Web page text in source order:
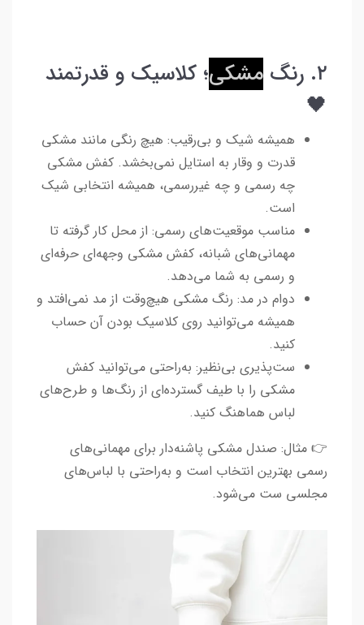
۲. رنگ مشکی؛ کلاسیک و قدرتمند
🖤
همیشه شیک و بی‌رقیب: هیچ رنگی مانند مشکی
قدرت و وقار به استایل نمی‌بخشد. کفش مشکی
چه رسمی و چه غیررسمی، همیشه انتخابی شیک
است.
مناسب موقعیت‌های رسمی: از محل کار گرفته تا
مهمانی‌های شبانه، کفش مشکی وجهه‌ای حرفه‌ای
و رسمی به شما می‌دهد.
دوام در مد: رنگ مشکی هیچ‌وقت از مد نمی‌افتد و
همیشه می‌توانید روی کلاسیک بودن آن حساب
کنید.
ست‌پذیری بی‌نظیر: به‌راحتی می‌توانید کفش
مشکی را با طیف گسترده‌ای از رنگ‌ها و طرح‌های
لباس هماهنگ کنید.
👉 مثال: صندل مشکی پاشنه‌دار برای مهمانی‌های
رسمی بهترین انتخاب است و به‌راحتی با لباس‌های
مجلسی ست می‌شود.